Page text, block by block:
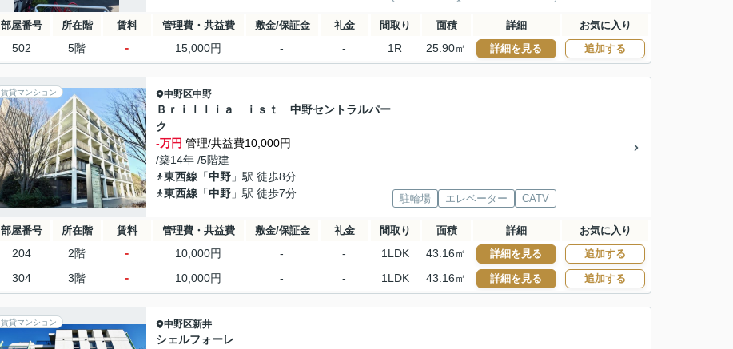
部屋番号 所在階 賃料 管理費・共益費 敷金/保証金 礼金 間取り 面積 詳細 お気に入り
502 5階 - 15,000円 - - 1R 25.90㎡ 詳細を見る 追加する
賃貸マンション 中野区中野
Ｂｒｉｌｌｉａ ｉｓｔ 中野セントラルパー
ク
-万円 管理/共益費10,000円
/築14年 /5階建
東西線 「中野 」駅 徒歩8分
東西線 「中野 」駅 徒歩7分 駐輪場 エレベーター CATV
部屋番号 所在階 賃料 管理費・共益費 敷金/保証金 礼金 間取り 面積 詳細 お気に入り
204 2階 - 10,000円 - - 1LDK 43.16㎡ 詳細を見る 追加する
304 3階 - 10,000円 - - 1LDK 43.16㎡ 詳細を見る 追加する
賃貸マンション 中野区新井
シェルフォーレ